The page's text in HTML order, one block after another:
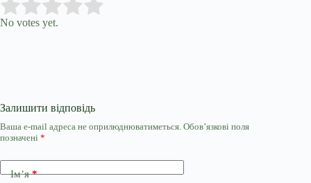
Rate this item:
No votes yet.
Залишити відповідь
Ваша e-mail адреса не оприлюднюватиметься. Обов’язкові поля
позначені *
Ім’я*